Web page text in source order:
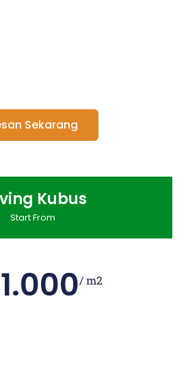
Sekarang
Kubus
Start From
/ m2